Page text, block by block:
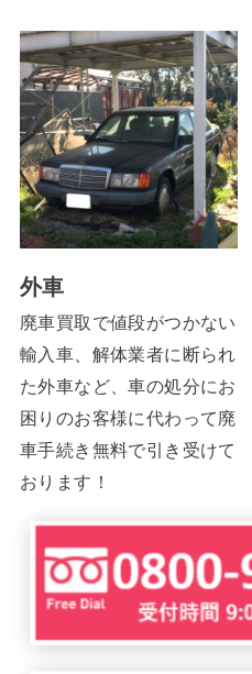
外車
廃車買取で値段がつかない
輸入車、解体業者に断られ
た外車など、車の処分にお
困りのお客様に代わって廃
車手続き無料で引き受けて
おります！